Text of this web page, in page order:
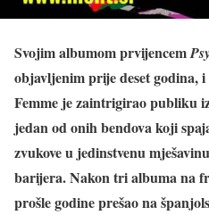
Svojim albumom prvijencem
objavljenim prije deset godina,
Femme je zaintrigirao publiku
jedan od onih bendova koji
zvukove u jedinstvenu
barijera. Nakon tri albuma na
prošle godine prešao na